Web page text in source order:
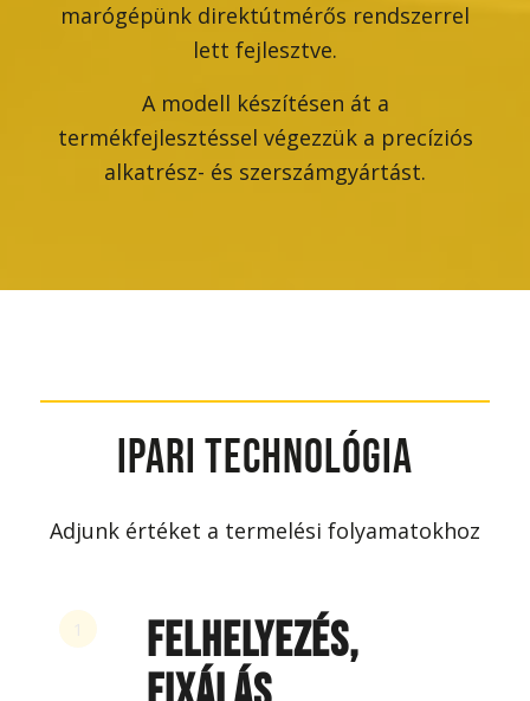
marógépünk direktútmérős rendszerrel
lett fejlesztve.
A modell készítésen át a
termékfejlesztéssel végezzük a precíziós
alkatrész- és szerszámgyártást.
IPARI TECHNOLÓGIA
Adjunk értéket a termelési folyamatokhoz
FELHELYEZÉS,